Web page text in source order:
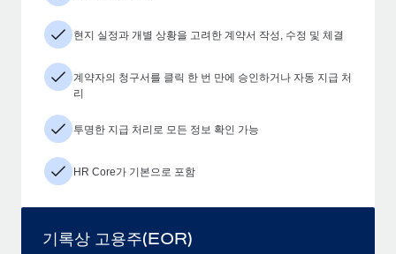
현지 실정과 개별 상황을 고려한 계약서 작성, 수정 및 체결
계약자의 청구서를 클릭 한 번 만에 승인하거나 자동 지급 처
리
투명한 지급 처리로 모든 정보 확인 가능
HR Core가 기본으로 포함
기록상 고용주(EOR)